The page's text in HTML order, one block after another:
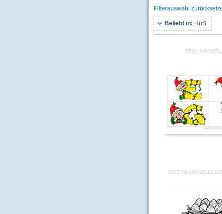
Filterauswahl
Beliebt in: HuS
EFGH-
OSTERN-